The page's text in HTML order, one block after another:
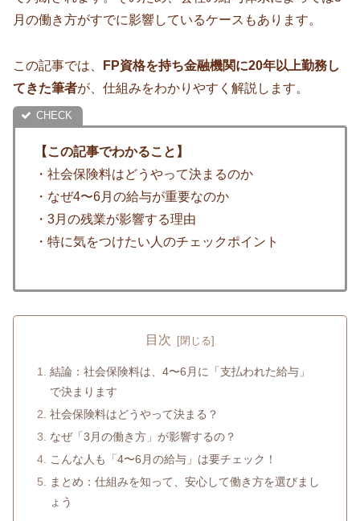
月の働き方がすでに影響しているケースもあります。
この記事では、
FP資格を持ち金融機関に20年以上勤務し
てきた筆者が、仕組みをわかりやすく解説します。
【この記事でわかること】
・社会保険料はどうやって決まるのか
・なぜ4〜6月の給与が重要なのか
・3月の残業が影響する理由
・特に気をつけたい人のチェックポイント
目次
結論：社会保険料は、4〜6月に「支払われた給与」
で決まります
社会保険料はどうやって決まる？
なぜ「3月の働き方」が影響するの？
こんな人も「4〜6月の給与」は要チェック！
まとめ：仕組みを知って、安心して働き方を選びまし
ょう